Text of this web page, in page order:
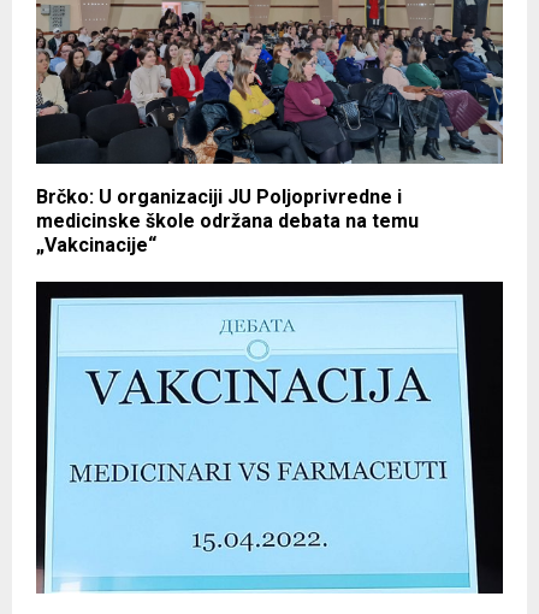
Brčko: U organizaciji JU Poljoprivredne i
medicinske škole održana debata na temu
„Vakcinacije“